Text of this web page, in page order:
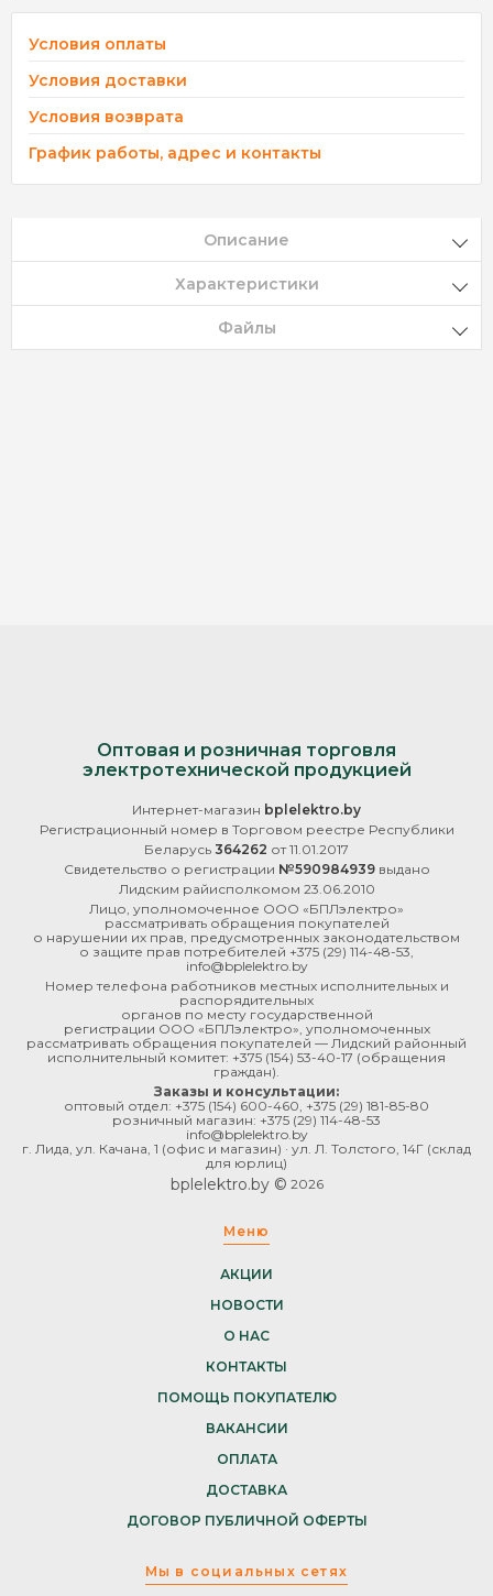
Условия оплаты
Условия доставки
Условия возврата
График работы, адрес и контакты
Описание
Характеристики
Файлы
Оптовая и розничная торговля
электротехнической продукцией
Интернет-магазин bplelektro.by
Регистрационный номер в Торговом реестре Республики
Беларусь 364262 от 11.01.2017
Свидетельство о регистрации №590984939выдано
Лидским райисполкомом 23.06.2010
Лицо, уполномоченное ООО «БПЛэлектро»
рассматривать обращения покупателей
о нарушении их прав, предусмотренных законодательством
о защите прав потребителей +375 (29) 114-48-53
info@bplelektro.by
Номер телефона работников местных исполнительных и
распорядительных
органов по месту государственной
регистрации ООО «БПЛэлектро», уполномоченных
рассматривать обращения покупателей — Лидский районный
исполнительный комитет: +375 (154) 53-40-17 (обращения
граждан).
Заказы и консультации:
оптовый отдел: +375 (154) 600-460 +375 (29) 181-85-80
розничный магазин: +375 (29) 114-48-53
info@bplelektro.by
г. Лида, ул. Качана, 1 (офис и магазин) · ул. Л. Толстого, 14Г (склад
для юрлиц)
bplelektro.by © 2026
Меню
АКЦИИ
НОВОСТИ
О НАС
КОНТАКТЫ
ПОМОЩЬ ПОКУПАТЕЛЮ
ВАКАНСИИ
ОПЛАТА
ДОСТАВКА
ДОГОВОР ПУБЛИЧНОЙ ОФЕРТЫ
Мы в социальных сетях